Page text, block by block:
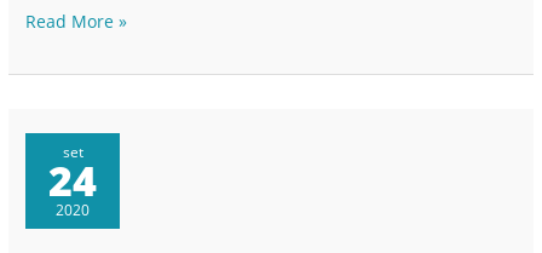
Read More »
set
24
2020